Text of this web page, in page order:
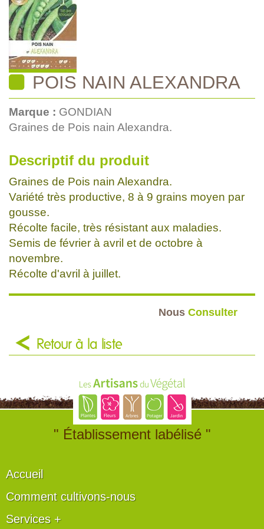
POIS NAIN ALEXANDRA
Marque : GONDIAN
Graines de Pois nain Alexandra.
Descriptif du produit
Graines de Pois nain Alexandra.
Variété très productive, 8 à 9 grains moyen par
gousse.
Récolte facile, très résistant aux maladies.
Semis de février à avril et de octobre à
novembre.
Récolte d'avril à juillet.
Nous Consulter
Retour à la liste
" Établissement labélisé "
Accueil
Comment cultivons-nous
Services +